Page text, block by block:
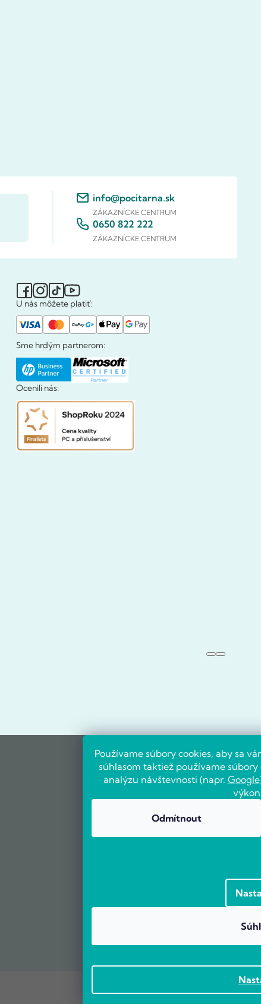
Používame súbory cookies, aby sa
súhlasom taktiež používame
analýzu návštevnosti (napr. Google
Odmítnout
info@pocitarna.sk
ZÁKAZNÍCKE CENTRUM
0650 822 222
ZÁKAZNÍCKE CENTRUM
U nás môžete platiť:
Sme hrdým partnerom:
Ocenili nás:
Vytvoril Shoptet Premium